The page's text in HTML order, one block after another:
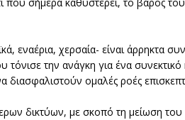
εναέρια, χερσαία- είναι άρρηκτα
την ανάγκη για ένα συνεκτικό
διασφαλιστούν ομαλές ροές
δικτύων, με σκοπό τη μείωση